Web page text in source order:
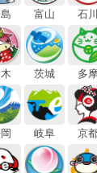
富山 石川
茨城 多
岐阜 京